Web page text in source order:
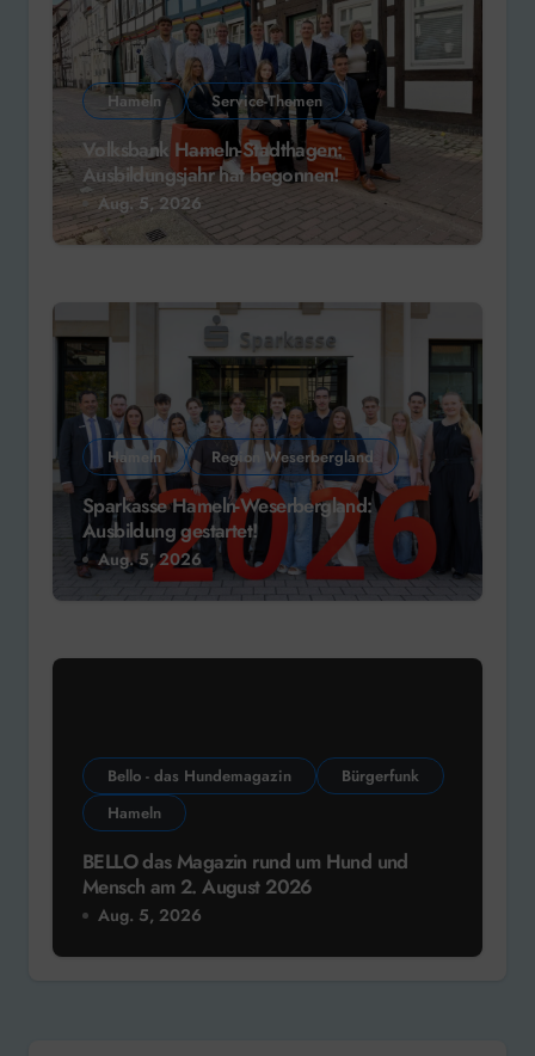
Hameln Service-Themen
Volksbank Hameln-Stadthagen:
Ausbildungsjahr hat begonnen!
Aug. 5, 2026
Hameln Region Weserbergland
Sparkasse Hameln-Weserbergland:
Ausbildung gestartet!
Aug. 5, 2026
Bello - das Hundemagazin
Bürgerfunk
Hameln
BELLO das Magazin rund um Hund und
Mensch am 2. August 2026
Aug. 5, 2026